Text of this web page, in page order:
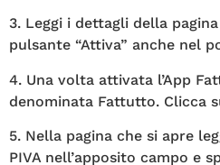
3. Leggi i dettagli della
pulsante “Attiva” anche nel
4. Una volta attivata l’App
denominata Fattutto. Clicca
5. Nella pagina che si apre
PIVA nell’apposito campo e